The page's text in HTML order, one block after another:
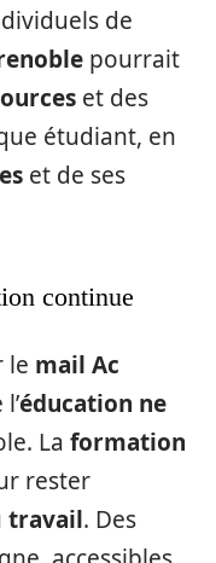
de
pourrait
et des
étudiant, en
et de ses
continue
le mail Ac
éducation ne
La formation
rester
travail. Des